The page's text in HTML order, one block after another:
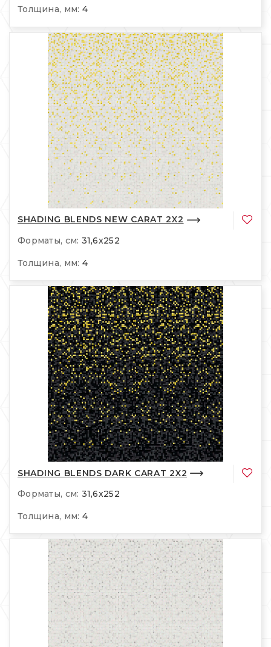
Толщина, мм: 4
SHADING BLENDS NEW CARAT 2X2
Форматы, см: 31,6x252
Толщина, мм: 4
SHADING BLENDS DARK CARAT 2X2
Форматы, см: 31,6x252
Толщина, мм: 4